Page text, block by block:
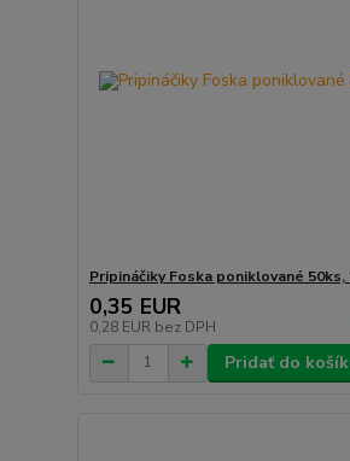
Pripináčiky Foska poniklované 50ks,
0,35 EUR
0,28 EUR bez DPH
Pridať do